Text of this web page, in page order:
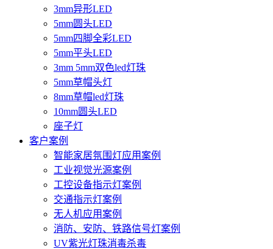
3mm异形LED
5mm圆头LED
5mm四脚全彩LED
5mm平头LED
3mm 5mm双色led灯珠
5mm草帽头灯
8mm草帽led灯珠
10mm圆头LED
座子灯
客户案例
智能家居氛围灯应用案例
工业视觉光源案例
工控设备指示灯案例
交通指示灯案例
无人机应用案例
消防、安防、铁路信号灯案例
UV紫光灯珠消毒杀毒